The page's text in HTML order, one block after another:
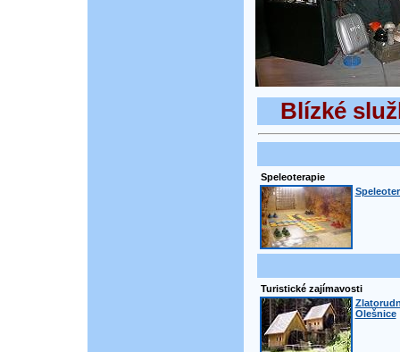
Blízké
Speleoterapie
Turistické zajímavosti
Olešnice